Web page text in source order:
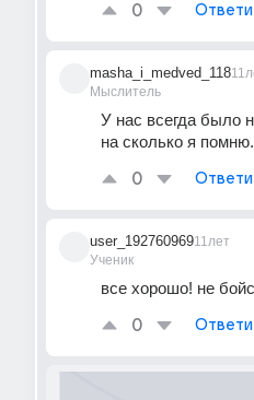
0
masha_i_medved_118
Мыслитель
У нас всегда было
на сколько я помню.
0
user_192760969
Ученик
11лет
все хорошо! не
0